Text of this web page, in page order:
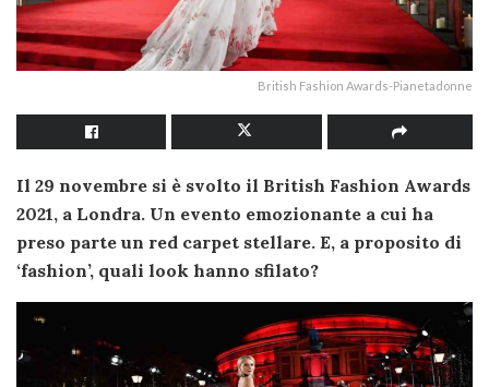
British Fashion Awards-Pianetadonne
Il 29 novembre si è svolto il British Fashion Awards
2021, a Londra. Un evento emozionante a cui ha
preso parte un red carpet stellare. E, a proposito di
‘fashion’, quali look hanno sfilato?